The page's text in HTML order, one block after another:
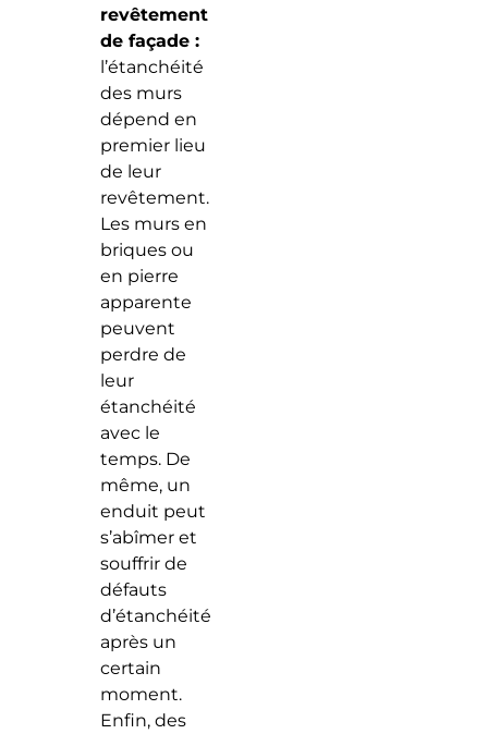
revêtement
de façade :
l’étanchéité
des murs
dépend en
premier lieu
de leur
revêtement.
Les murs en
briques ou
en pierre
apparente
peuvent
perdre de
leur
étanchéité
avec le
temps. De
même, un
enduit peut
s’abîmer et
souffrir de
défauts
d’étanchéité
après un
certain
moment.
Enfin, des